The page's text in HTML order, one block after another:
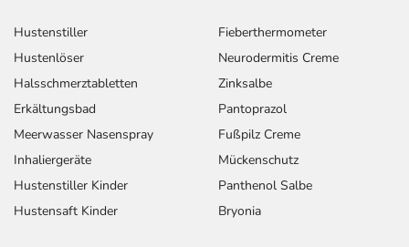
Hustenstiller
Hustenlöser
Halsschmerztabletten
Erkältungsbad
Meerwasser Nasenspray
Inhaliergeräte
Hustenstiller Kinder
Hustensaft Kinder
Fieberthermometer
Neurodermitis Creme
Zinksalbe
Pantoprazol
Fußpilz Creme
Mückenschutz
Panthenol Salbe
Bryonia